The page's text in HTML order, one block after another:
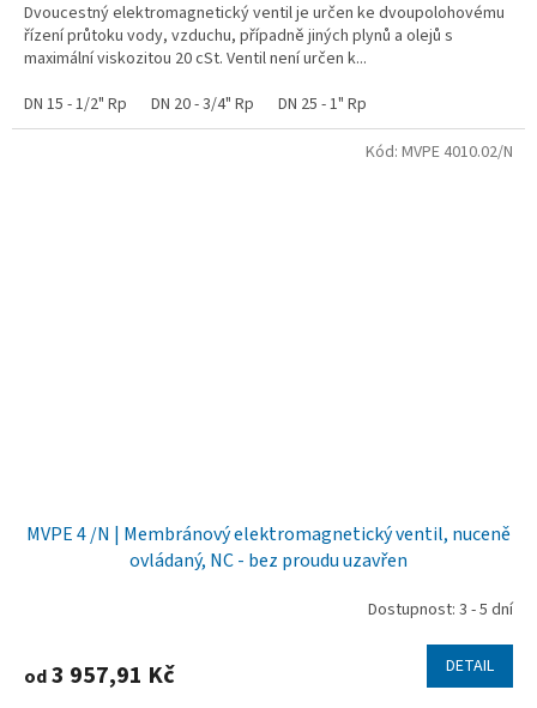
Dvoucestný elektromagnetický ventil je určen ke dvoupolohovému
řízení průtoku vody, vzduchu, případně jiných plynů a olejů s
maximální viskozitou 20 cSt. Ventil není určen k...
DN 15 - 1/2" Rp
DN 20 - 3/4" Rp DN 25 - 1" Rp
MVPE 4 /N | Membránový elektromagnetický ventil, nuceně
ovládaný, NC - bez proudu uzavřen
Dostupnost: 3 - 5 dní
od3 957,91 Kč DETAIL
Kód: MVPE 4010.02/N